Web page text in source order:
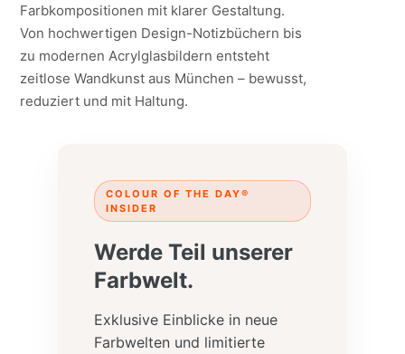
Farbkompositionen mit klarer Gestaltung.
Von hochwertigen Design-Notizbüchern bis
zu modernen Acrylglasbildern entsteht
zeitlose Wandkunst aus München – bewusst,
reduziert und mit Haltung.
COLOUR OF THE DAY®
INSIDER
Werde Teil unserer
Farbwelt.
Exklusive Einblicke in neue
Farbwelten und limitierte